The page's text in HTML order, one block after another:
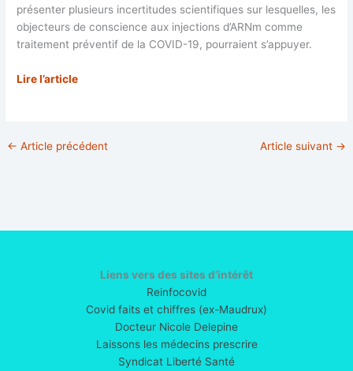
présenter plusieurs incertitudes scientifiques sur lesquelles, les
objecteurs de conscience aux injections d’ARNm comme
traitement préventif de la COVID-19, pourraient s’appuyer.
Lire l’article
← Article précédent Article suivant →
Liens vers des sites d’intérêt
Reinfocovid
Covid faits et chiffres (ex-Maudrux)
Docteur Nicole Delepine
Laissons les médecins prescrire
Syndicat Liberté Santé